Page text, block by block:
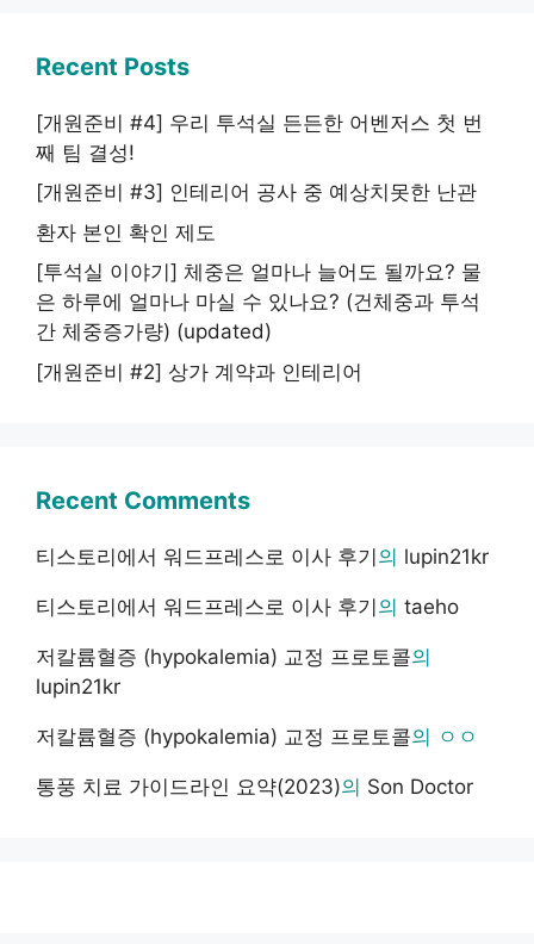
Recent Posts
[개원준비 #4] 우리 투석실 든든한 어벤저스 첫 번
째 팀 결성!
[개원준비 #3] 인테리어 공사 중 예상치못한 난관
환자 본인 확인 제도
[투석실 이야기] 체중은 얼마나 늘어도 될까요? 물
은 하루에 얼마나 마실 수 있나요? (건체중과 투석
간 체중증가량) (updated)
[개원준비 #2] 상가 계약과 인테리어
Recent Comments
티스토리에서 워드프레스로 이사 후기의 lupin21kr
티스토리에서 워드프레스로 이사 후기의 taeho
저칼륨혈증 (hypokalemia) 교정 프로토콜의
lupin21kr
저칼륨혈증 (hypokalemia) 교정 프로토콜의 ㅇㅇ
통풍 치료 가이드라인 요약(2023)의 Son Doctor